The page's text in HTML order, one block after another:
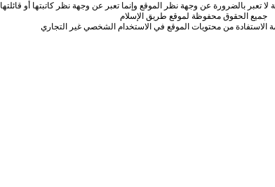
تعبر بالضرورة عن وجهة نظر الموقع وإنما تعبر عن وجهة نظر كاتبتها أو قائلتها
جميع الحقوق محفوظة لموقع طريق الإسلام
الاستفادة من محتويات الموقع في الاستخدام الشخصي غير التجاري